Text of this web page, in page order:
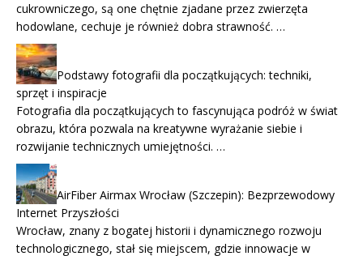
cukrowniczego, są one chętnie zjadane przez zwierzęta
hodowlane, cechuje je również dobra strawność. …
Podstawy fotografii dla początkujących: techniki,
sprzęt i inspiracje
Fotografia dla początkujących to fascynująca podróż w świat
obrazu, która pozwala na kreatywne wyrażanie siebie i
rozwijanie technicznych umiejętności. …
AirFiber Airmax Wrocław (Szczepin): Bezprzewodowy
Internet Przyszłości
Wrocław, znany z bogatej historii i dynamicznego rozwoju
technologicznego, stał się miejscem, gdzie innowacje w